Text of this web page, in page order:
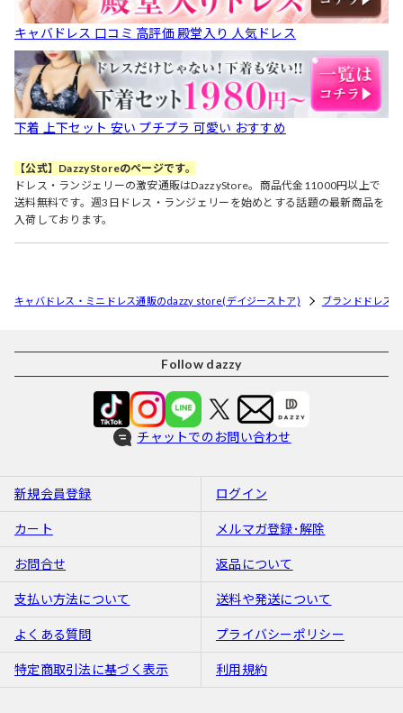
キャバドレス 口コミ 高評価 殿堂入り 人気ドレス
下着 上下セット 安い プチプラ 可愛い おすすめ
【公式】DazzyStoreのページです。
ドレス・ランジェリーの激安通販はDazzyStore。商品代金11000円以上で
送料無料です。週3日ドレス・ランジェリーを始めとする話題の最新商品を
入荷しております。
キャバドレス・ミニドレス通販のdazzy store(デイジーストア) ブランドドレス
Follow dazzy
チャットでのお問い合わせ
新規会員登録 ログイン
カート メルマガ登録･解除
お問合せ 返品について
支払い方法について 送料や発送について
よくある質問 プライバシーポリシー
特定商取引法に基づく表示 利用規約